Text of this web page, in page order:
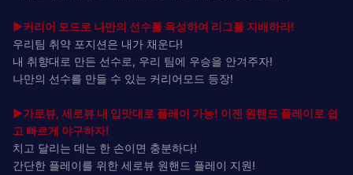
▶커리어 모드로 나만의 선수를 육성하여 리그를 지배하라!
우리팀 취약 포지션은 내가 채운다!
내 취향대로 만든 선수로, 우리 팀에 우승을 안겨주자!
나만의 선수를 만들 수 있는 커리어모드 등장!
▶가로뷰, 세로뷰 내 입맛대로 플레이 가능! 이젠 원핸드 플레이로 쉽
고 빠르게 야구하자!
치고 달리는 데는 한 손이면 충분하다!
간단한 플레이를 위한 세로뷰 원핸드 플레이 지원!